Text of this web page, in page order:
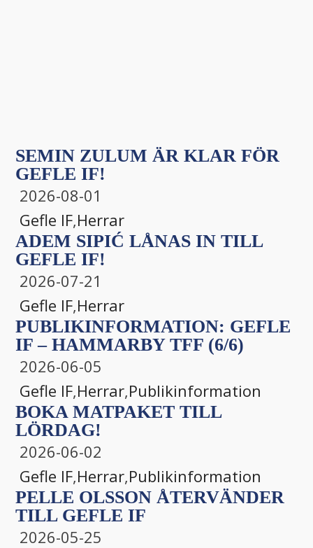
SEMIN ZULUM ÄR KLAR FÖR
GEFLE IF!
2026-08-01
Gefle IF,Herrar
ADEM SIPIĆ LÅNAS IN TILL
GEFLE IF!
2026-07-21
Gefle IF,Herrar
PUBLIKINFORMATION: GEFLE
IF – HAMMARBY TFF (6/6)
2026-06-05
Gefle IF,Herrar,Publikinformation
BOKA MATPAKET TILL
LÖRDAG!
2026-06-02
Gefle IF,Herrar,Publikinformation
PELLE OLSSON ÅTERVÄNDER
TILL GEFLE IF
2026-05-25